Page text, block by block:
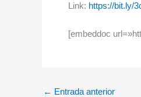
Link: https://bit.ly/
[embeddoc
← Entrada anterior